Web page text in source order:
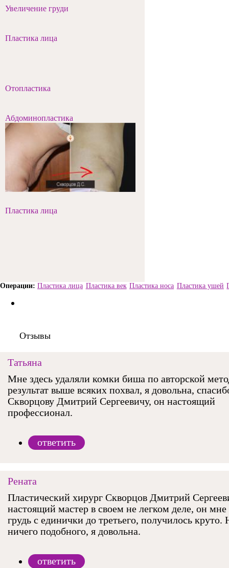
Увеличение груди
Пластика лица
Отопластика
Абдоминопластика
Пластика лица
Пластика лица Пластика век Пластика носа Пластика ушей
Отзывы
Татьяна
Мне здесь удаляли комки биша по авторской
результат выше всяких похвал, я довольна,
Скворцову Дмитрий Сергеевичу, он настоящий
профессионал.
ответить
Рената
Пластический хирург Скворцов Дмитрий
настоящий мастер в своем не легком деле, он мне
грудь с единички до третьего, получилось
ничего подобного, я довольна.
ответить